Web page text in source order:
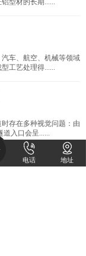
型材的长期......
车、航空、机械等领域
工艺处理得......
存在多种视觉问题：由
道入口会呈......
构 电话 地址